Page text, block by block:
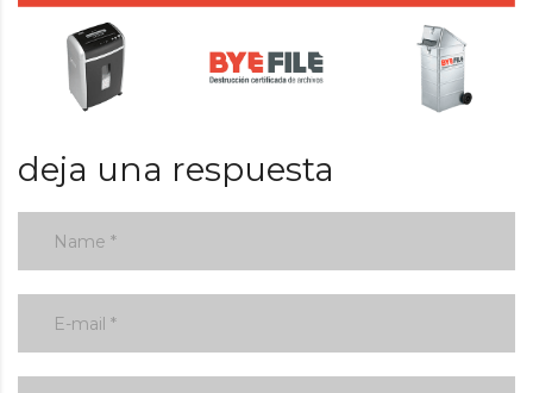
deja una respuesta